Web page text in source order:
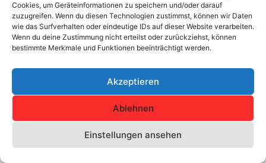
Cookies, um Geräteinformationen zu speichern und/oder darauf
zuzugreifen. Wenn du diesen Technologien zustimmst, können wir Daten
wie das Surfverhalten oder eindeutige IDs auf dieser Website verarbeiten.
Wenn du deine Zustimmung nicht erteilst oder zurückziehst, können
bestimmte Merkmale und Funktionen beeinträchtigt werden.
Akzeptieren
Ablehnen
Einstellungen ansehen
Impressum
Copyright © 2026 SV Concordia Erfurt e.V. | Alle Rechte
vorbehalten.
Haftungshinweis: Trotz sorgfältiger inhaltlicher Kontrolle übernehmen
Für den Inhalt der verlinkten Seiten sind ausschließlich deren
Betreiber verantwortlich.